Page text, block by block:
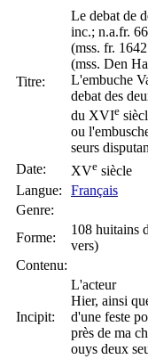
Titre:
Le debat de
inc.; n.a.fr.
(mss. fr.
(mss. Den
L'embuche
debat des
du XVIe
ou
seurs
Date:
XVe siècle
Langue:
Français
Genre:
Forme:
108 huitains
vers)
Contenu:
Incipit:
L'acteur
Hier, ainsi
d'une feste
près de ma
ouys deux